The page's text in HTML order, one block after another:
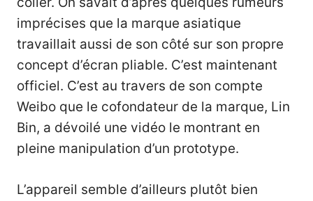
imprécises que la marque asiatique
travaillait aussi de son côté sur son propre
concept d’écran pliable. C’est maintenant
officiel. C’est au travers de son compte
Weibo que le cofondateur de la marque, Lin
Bin, a dévoilé une vidéo le montrant en
pleine manipulation d’un prototype.
L’appareil semble d’ailleurs plutôt bien